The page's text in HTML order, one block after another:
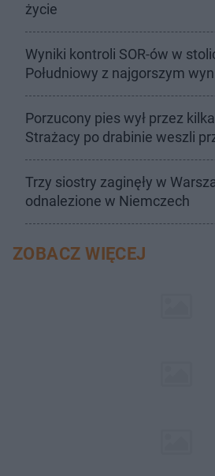
życie
Wyniki kontroli SOR-ów w
Południowy z najgorszym
Porzucony pies wył przez
Strażacy po drabinie weszli
Trzy siostry zaginęły w
odnalezione w Niemczech
ZOBACZ WIĘCEJ